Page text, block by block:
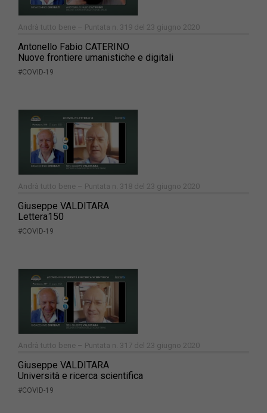
Andrà tutto bene – Puntata n. 319 del 23 giugno 2020
Antonello Fabio CATERINO
Nuove frontiere umanistiche e digitali
#COVID-19
Andrà tutto bene – Puntata n. 318 del 23 giugno 2020
Giuseppe VALDITARA
Lettera150
#COVID-19
Andrà tutto bene – Puntata n. 317 del 23 giugno 2020
Giuseppe VALDITARA
Università e ricerca scientifica
#COVID-19